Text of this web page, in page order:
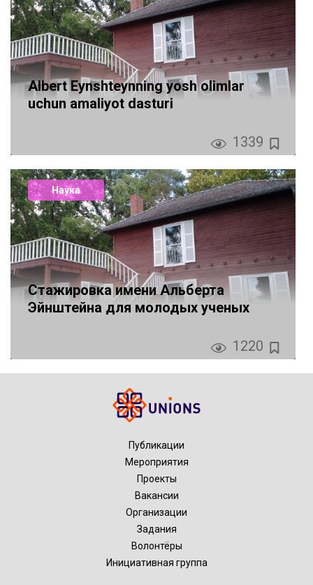
Аlbert Eynshteynning yosh olimlar
uchun amaliyot dasturi
1339
Наука
Стажировка имени Альберта
Эйнштейна для молодых ученых
1220
Публикации
Мероприятия
Проекты
Вакансии
Организации
Задания
Волонтёры
Инициативная группа